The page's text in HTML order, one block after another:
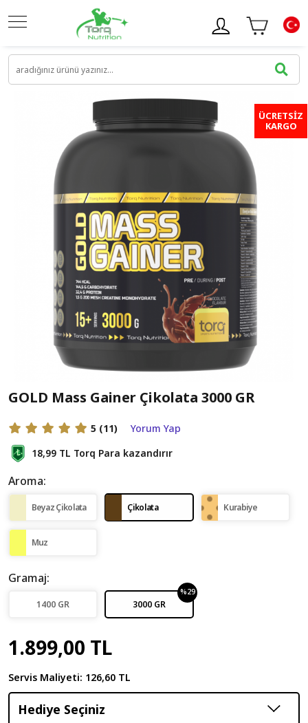
ÜCRETSİZ
KARGO
GOLD Mass Gainer Çikolata 3000 GR
5 (11)
Yorum Yap
18,99 TL Torq Para kazandırır
Aroma:
Beyaz Çikolata Çikolata Kurabiye
Muz
Gramaj:
1400 GR 3000 GR
%29
1.899,00 TL
Servis Maliyeti: 126,60 TL
Hediye Seçiniz